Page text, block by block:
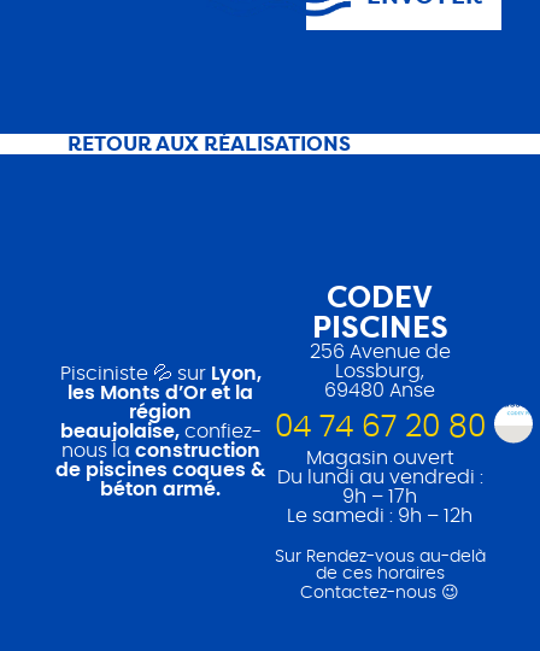
RETOUR AUX RÉALISATIONS
Pisciniste 💦 sur Lyon,
les Monts d’Or et la
région
beaujolaise, confiez-
nous la construction
de piscines coques &
béton armé.
CODEV
PISCINES
256 Avenue de
Lossburg,
69480 Anse
04 74 67 20 80
Magasin ouvert
Du lundi au vendredi :
9h – 17h
Le samedi : 9h – 12h
Sur Rendez-vous au-delà
de ces horaires
Contactez-nous 😉